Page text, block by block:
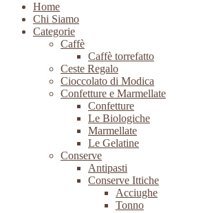
Home
Chi Siamo
Categorie
Caffè
Caffè torrefatto
Ceste Regalo
Cioccolato di Modica
Confetture e Marmellate
Confetture
Le Biologiche
Marmellate
Le Gelatine
Conserve
Antipasti
Conserve Ittiche
Acciughe
Tonno